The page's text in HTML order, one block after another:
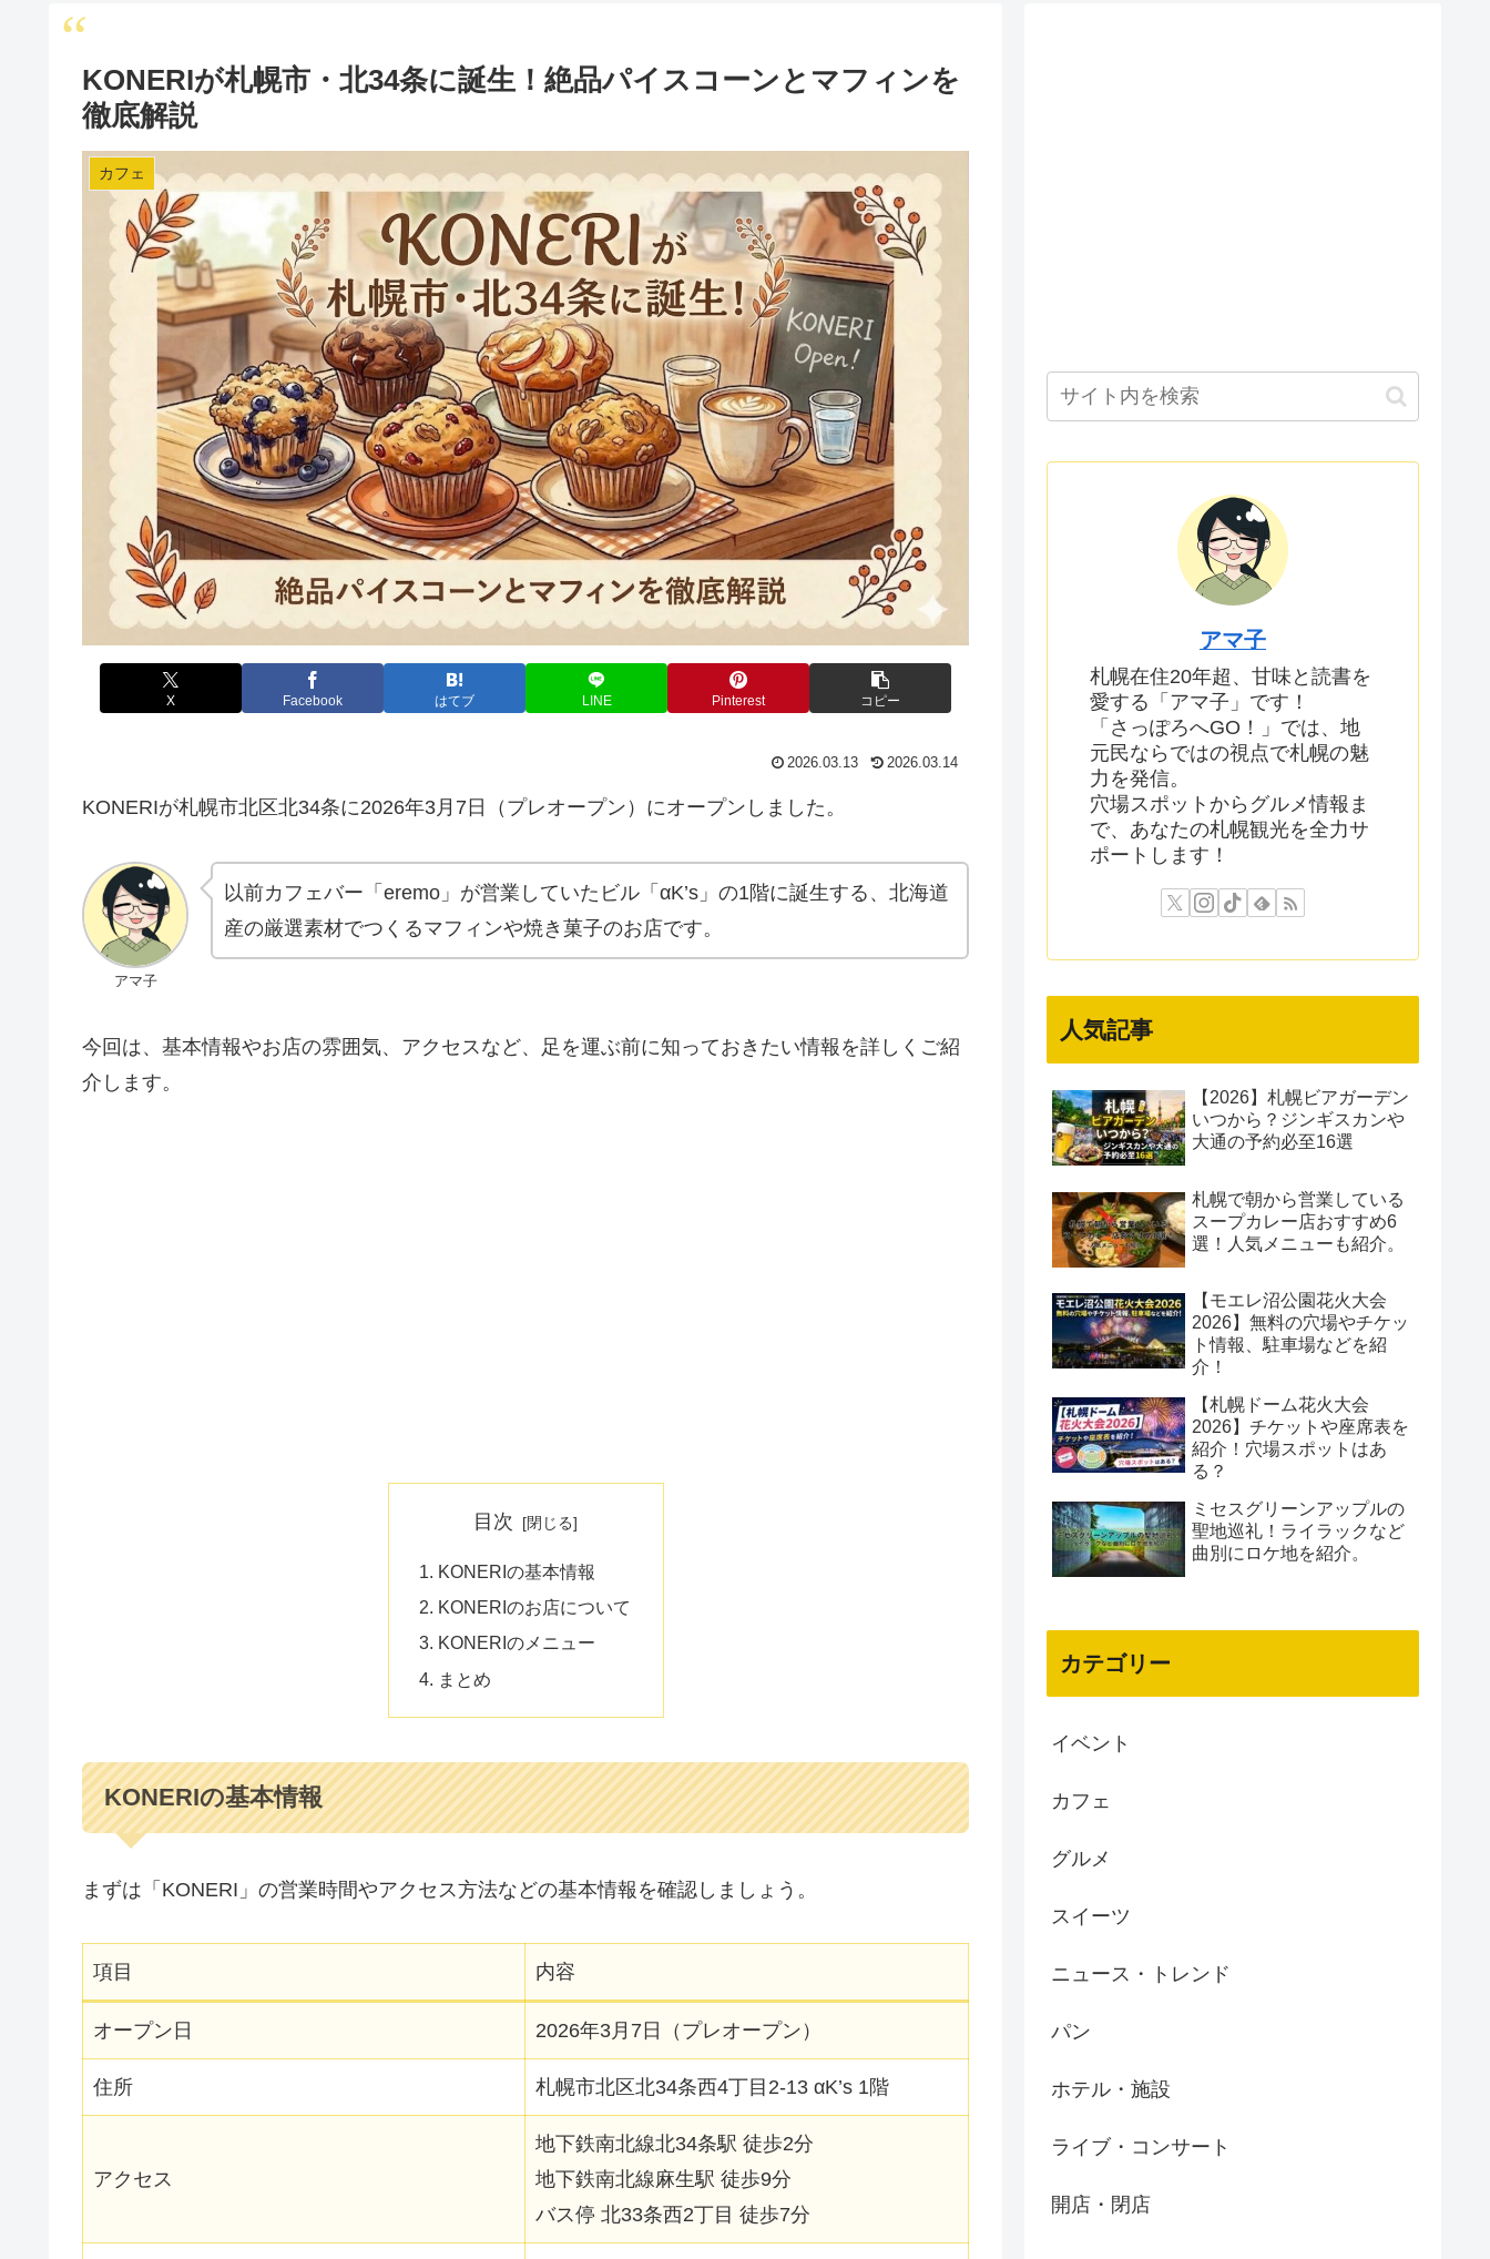
KONERIが札幌市・北34条に誕生！絶品パイスコーンとマフィンを
徹底解説
カフェ
X Facebook はてブ LINE Pinterest コピー
2026.03.13 2026.03.14
KONERIが札幌市北区北34条に2026年3月7日（プレオープン）にオープンしました。
アマ子
以前カフェバー「eremo」が営業していたビル「αK’s」の1階に誕生する、北海道
産の厳選素材でつくるマフィンや焼き菓子のお店です。
今回は、基本情報やお店の雰囲気、アクセスなど、足を運ぶ前に知っておきたい情報を詳しくご紹
介します。
目次
KONERIの基本情報
KONERIのお店について
KONERIのメニュー
まとめ
KONERIの基本情報
まずは「KONERI」の営業時間やアクセス方法などの基本情報を確認しましょう。
項目 内容
オープン日 2026年3月7日（プレオープン）
住所 札幌市北区北34条西4丁目2-13 αK’s 1階
アクセス
地下鉄南北線北34条駅 徒歩2分
地下鉄南北線麻生駅 徒歩9分
バス停 北33条西2丁目 徒歩7分
アマ子
札幌在住20年超、甘味と読書を
愛する「アマ子」です！
「さっぽろへGO！」では、地
元民ならではの視点で札幌の魅
力を発信。
穴場スポットからグルメ情報ま
で、あなたの札幌観光を全力サ
ポートします！
人気記事
【2026】札幌ビアガーデン
いつから？ジンギスカンや
大通の予約必至16選
札幌で朝から営業している
スープカレー店おすすめ6
選！人気メニューも紹介。
【モエレ沼公園花火大会
2026】無料の穴場やチケッ
ト情報、駐車場などを紹
介！
【札幌ドーム花火大会
2026】チケットや座席表を
紹介！穴場スポットはあ
る？
ミセスグリーンアップルの
聖地巡礼！ライラックなど
曲別にロケ地を紹介。
カテゴリー
イベント
カフェ
グルメ
スイーツ
ニュース・トレンド
パン
ホテル・施設
ライブ・コンサート
開店・閉店